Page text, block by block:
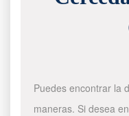
Puedes encontrar la
maneras. Si desea